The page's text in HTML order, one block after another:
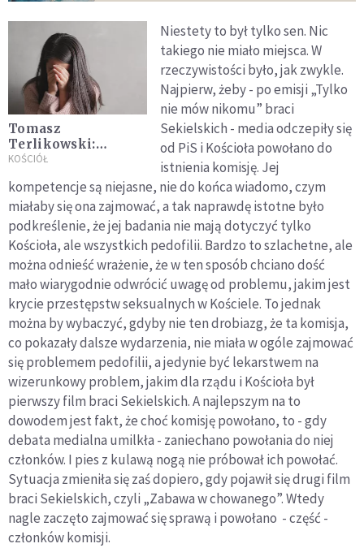
Tomasz
Terlikowski:
usłyszmy głos
nie dający myśleć o
czym innym
KOŚCIÓŁ
Niestety to był tylko sen. Nic
takiego nie miało miejsca. W
rzeczywistości było, jak zwykle.
Najpierw, żeby - po emisji „Tylko
nie mów nikomu” braci
Sekielskich - media odczepiły się
od PiS i Kościoła powołano do
istnienia komisję. Jej
kompetencje są niejasne, nie do końca wiadomo, czym
miałaby się ona zajmować, a tak naprawdę istotne było
podkreślenie, że jej badania nie mają dotyczyć tylko
Kościoła, ale wszystkich pedofilii. Bardzo to szlachetne, ale
można odnieść wrażenie, że w ten sposób chciano dość
mało wiarygodnie odwrócić uwagę od problemu, jakim jest
krycie przestępstw seksualnych w Kościele. To jednak
można by wybaczyć, gdyby nie ten drobiazg, że ta komisja,
co pokazały dalsze wydarzenia, nie miała w ogóle zajmować
się problemem pedofilii, a jedynie być lekarstwem na
wizerunkowy problem, jakim dla rządu i Kościoła był
pierwszy film braci Sekielskich. A najlepszym na to
dowodem jest fakt, że choć komisję powołano, to - gdy
debata medialna umilkła - zaniechano powołania do niej
członków. I pies z kulawą nogą nie próbował ich powołać.
Sytuacja zmieniła się zaś dopiero, gdy pojawił się drugi film
braci Sekielskich, czyli „Zabawa w chowanego”. Wtedy
nagle zaczęto zajmować się sprawą i powołano - część -
członków komisji.